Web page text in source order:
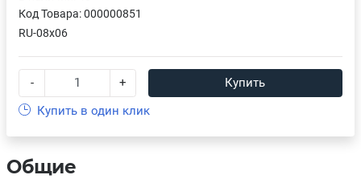
Общие
Код Товара:000000851
RU-08x06
- +
Купить
Купить в один клик